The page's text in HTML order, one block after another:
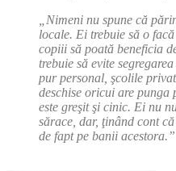
„Nimeni nu spune că
locale. Ei trebuie să o
copiii să poată beneficia
trebuie să evite
pur personal, şcolile
deschise oricui are punga
este greşit şi cinic. Ei nu
sărace, dar, ţinând cont
de fapt pe banii acestora.”